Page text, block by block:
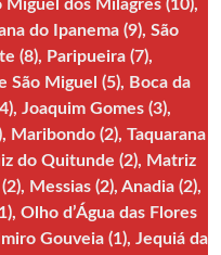
Miguel dos Milagres (10),
do Ipanema (9), São
(8), Paripueira (7),
São Miguel (5), Boca da
Joaquim Gomes (3),
Maribondo (2), Taquarana
do Quitunde (2), Matriz
Messias (2), Anadia (2),
Olho d’Água das Flores
Gouveia (1), Jequiá da